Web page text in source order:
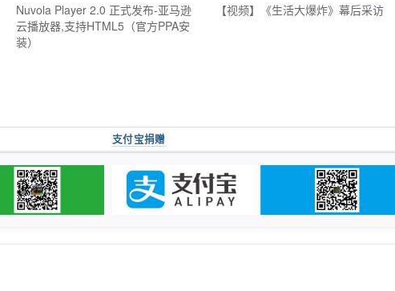
Nuvola Player 2.0 正式发布-亚马逊
云播放器,支持HTML5（官方PPA安
装）
【视频】《生活大爆炸》幕后采访
支付宝捐赠